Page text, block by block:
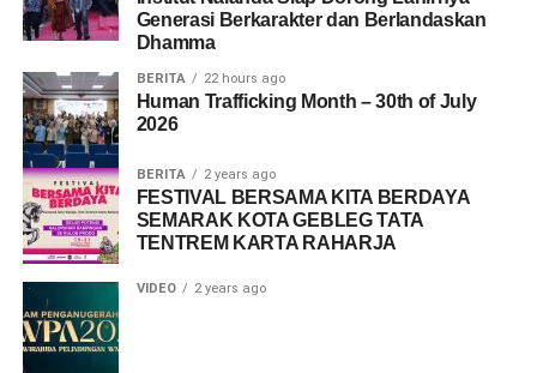
Generasi Berkarakter dan Berlandaskan
Dhamma
BERITA 22 hours ago
Human Trafficking Month – 30th of July
2026
BERITA 2 years ago
FESTIVAL BERSAMA KITA BERDAYA
SEMARAK KOTA GEBLEG TATA
TENTREM KARTA RAHARJA
VIDEO 2 years ago